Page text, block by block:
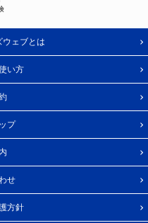
ウェブとは
い方
プ
せ
方針